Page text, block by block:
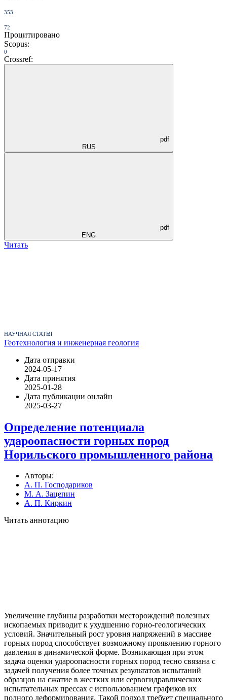
353
72
Процитировано
Scopus:
0
Crossref:
pdf
RUS
pdf
ENG
Читать
НАУЧНАЯ СТАТЬЯ
Геотехнология и инженерная геология
Дата отправки
2024-05-17
Дата принятия
2025-01-28
Дата публикации онлайн
2025-03-27
Определение потенциала
удароопасности горных пород
Норильского промышленного района
Авторы:
А. П. Господариков
М. А. Зацепин
А. П. Киркин
Читать аннотацию
Увеличение глубины разработки месторождений полезных
ископаемых приводит к ухудшению горно-геологических
условий. Значительный рост уровня напряжений в массиве
горных пород способствует возможному проявлению горного
давления в динамической форме. Возникающая при этом
задача оценки удароопасности горных пород тесно связана с
задачей получения более точных результатов испытаний
образцов на сжатие в жестких или сервогидравлических
испытательных прессах с использованием графиков их
полного деформирования. Такой подход требует специального